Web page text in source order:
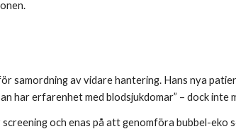
samordning av vidare hantering. Hans nya
har erfarenhet med blodsjukdomar” – dock inte
och enas på att genomföra bubbel-eko